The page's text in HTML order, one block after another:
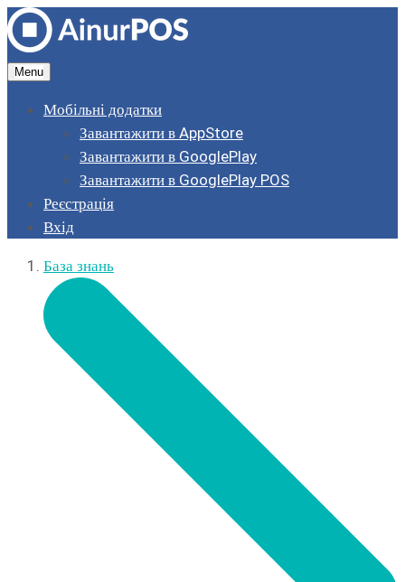
Menu
Мобільні додатки
Завантажити в AppStore
Завантажити в GooglePlay
Завантажити в GooglePlay POS
Реєстрація
Вхід
База знань